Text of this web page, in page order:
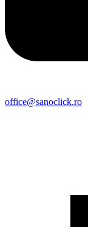
office@sanoclick.ro